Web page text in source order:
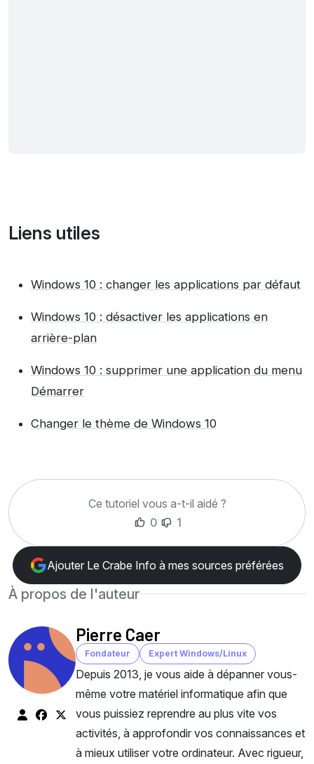
Liens utiles
Windows 10 : changer les applications par défaut
Windows 10 : désactiver les applications en
arrière-plan
Windows 10 : supprimer une application du menu
Démarrer
Changer le thème de Windows 10
Ce tutoriel vous a-t-il aidé ?
0
1
Ajouter Le Crabe Info à mes sources préférées
À propos de l'auteur
Pierre Caer
Fondateur Expert Windows/Linux
Depuis 2013, je vous aide à dépanner vous-
même votre matériel informatique afin que
vous puissiez reprendre au plus vite vos
activités, à approfondir vos connaissances et
à mieux utiliser votre ordinateur. Avec rigueur,